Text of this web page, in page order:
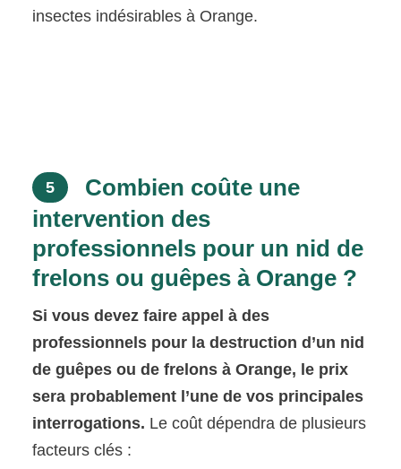
insectes indésirables à Orange.
5
Combien coûte une
intervention des
professionnels pour un nid de
frelons ou guêpes à Orange ?
Si vous devez faire appel à des
professionnels pour la destruction d’un nid
de guêpes ou de frelons à Orange, le prix
sera probablement l’une de vos principales
interrogations. Le coût dépendra de plusieurs
facteurs clés :